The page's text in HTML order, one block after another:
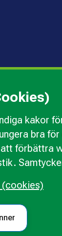
kakor
bra för
förbättra
(cookies)
skuldrådgivning